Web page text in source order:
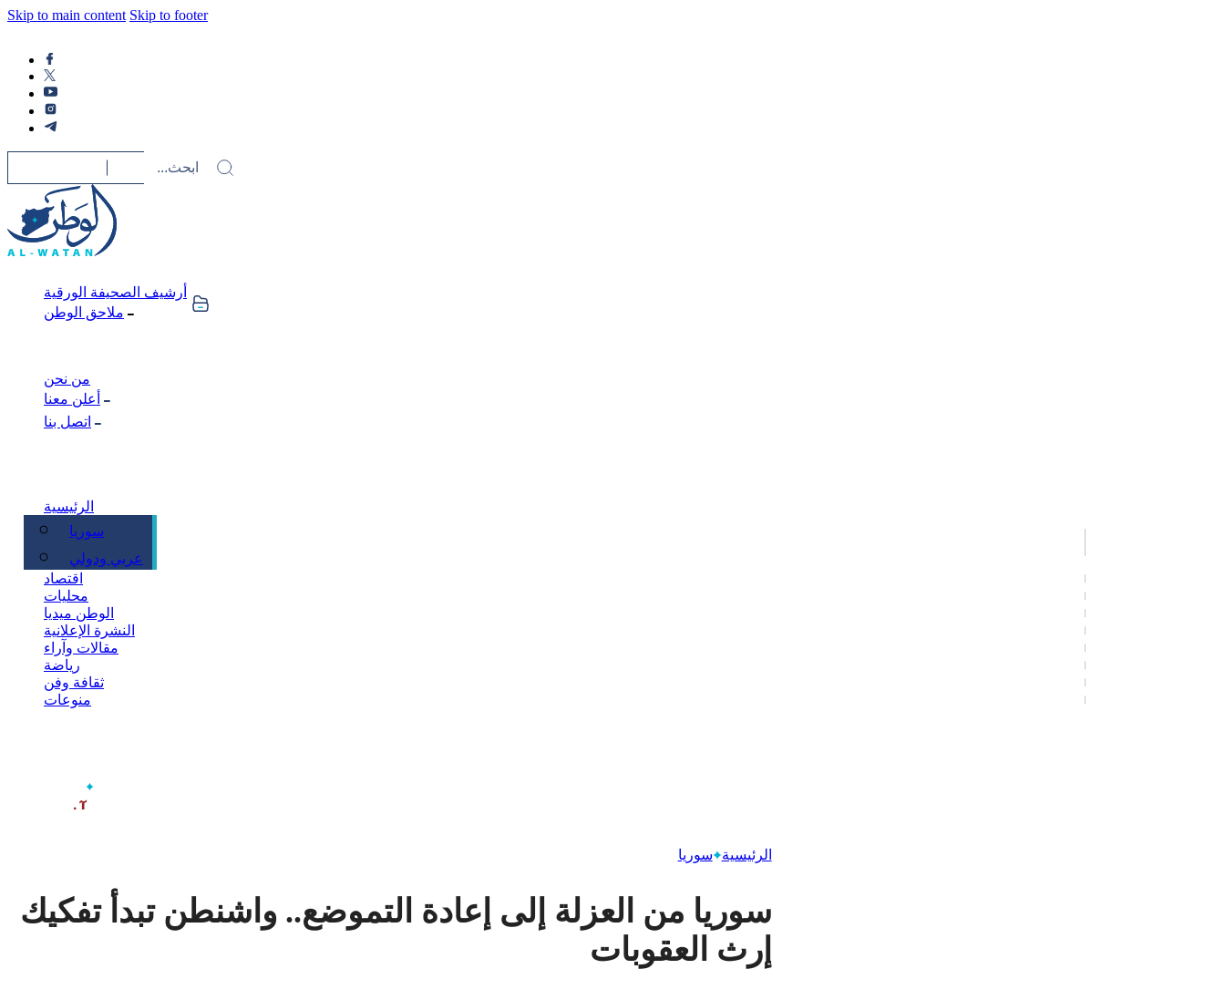
Skip to main content Skip to footer
أرشيف الصحيفة الورقية
ملاحق الوطن
من نحن
أعلن معنا
اتصل بنا
الرئيسية
سوريا
عربي ودولي
اقتصاد
محليات
الوطن ميديا
النشرة الإعلانية
مقالات وآراء
رياضة
ثقافة وفن
منوعات
‫آخر
الرئيسية سوريا
سوريا من العزلة إلى إعادة التموضع.. واشنطن تبدأ تفكيك
إرث العقوبات